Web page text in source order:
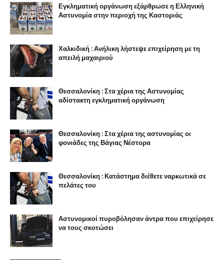
Εγκληματική οργάνωση εξάρθρωσε η Ελληνική
Αστυνομία στην περιοχή της Καστοριάς
Χαλκιδική : Ανήλικη λήστεψε επιχείρηση με τη
απειλή μαχαιριού
Θεσσαλονίκη : Στα χέρια της Αστυνομίας
αδίστακτη εγκληματική οργάνωση
Θεσσαλονίκη : Στα χέρια της αστυνομίας οι
φονιάδες της Βάγιας Νέστορα
Θεσσαλονίκη : Κατάστημα διέθετε ναρκωτικά σε
πελάτες του
Αστυνομικοί πυροβόλησαν άντρα που επιχείρησε
να τους σκοτώσει